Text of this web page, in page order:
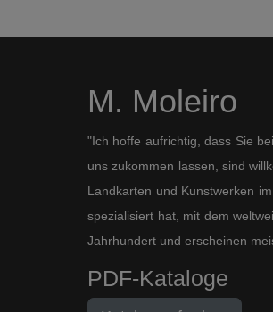
M. Moleiro
"Ich hoffe aufrichtig, dass Sie
uns zukommen lassen, sind
Landkarten und Kunstwerken
spezialisiert hat, mit dem
Jahrhundert und erscheinen
PDF-Kataloge